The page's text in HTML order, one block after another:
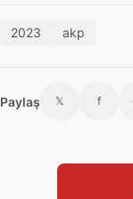
2023 akp
Paylaş 𝕏 f